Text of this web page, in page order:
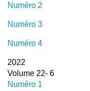
Numéro 2
Numéro 3
Numéro 4
2022
Volume 22- 6
Numéro 1